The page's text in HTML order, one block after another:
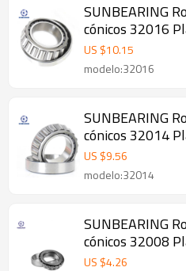
SUNBEARING
cónicos 32016
Acero al cromo
US $10.15
modelo:32016
SUNBEARING
cónicos 32014
Acero al cromo
US $9.56
modelo:32014
SUNBEARING
cónicos 32008
Acero al cromo
US $4.26